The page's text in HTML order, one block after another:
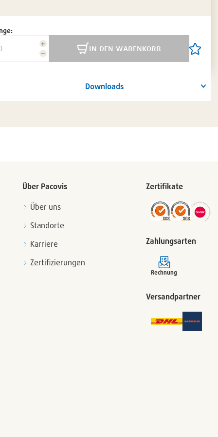
Menge
reduzieren
Menge
erhöhen
in den warenkorb
Artikel
Downloads
Über Pacovis
Über uns
Standorte
Karriere
Zertifizierungen
Zertifikate
Zahlungsarten
Rechnung
Versandpartner